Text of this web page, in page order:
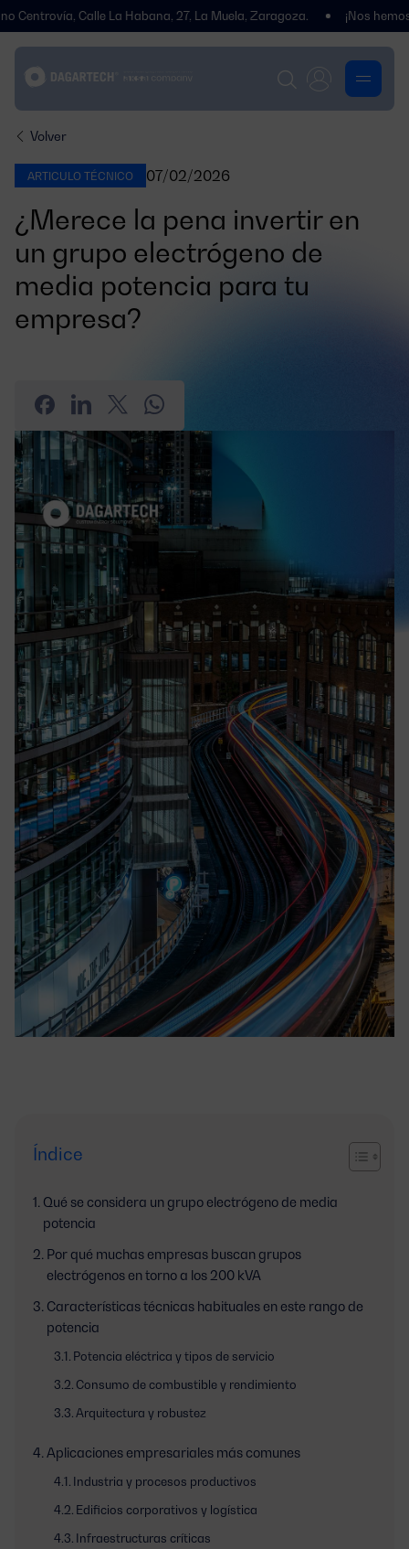
Calle La Habana, 27, La Muela, Zaragoza. ¡Nos hemos
Volver
ARTICULO TÉCNICO 07/02/2026
¿Merece la pena invertir en
un grupo electrógeno de
media potencia para tu
empresa?
Índice
Qué se considera un grupo electrógeno de media
potencia
Por qué muchas empresas buscan grupos
electrógenos en torno a los 200 kVA
Características técnicas habituales en este rango de
potencia
Potencia eléctrica y tipos de servicio
Consumo de combustible y rendimiento
Arquitectura y robustez
Aplicaciones empresariales más comunes
Industria y procesos productivos
Edificios corporativos y logística
Infraestructuras críticas